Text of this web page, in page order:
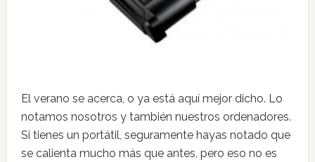
El verano se acerca, o ya está aquí mejor dicho. Lo
notamos nosotros y también nuestros ordenadores.
Si tienes un portátil, seguramente hayas notado que
se calienta mucho más que antes, pero eso no es